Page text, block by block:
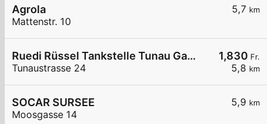
5,7 km
Agrola
Mattenstr. 10
1,830 Fr.
5,8 km
Ruedi Rüssel Tankstelle Tunau Garage GmbH
Tunaustrasse 24
5,9 km
SOCAR SURSEE
Moosgasse 14